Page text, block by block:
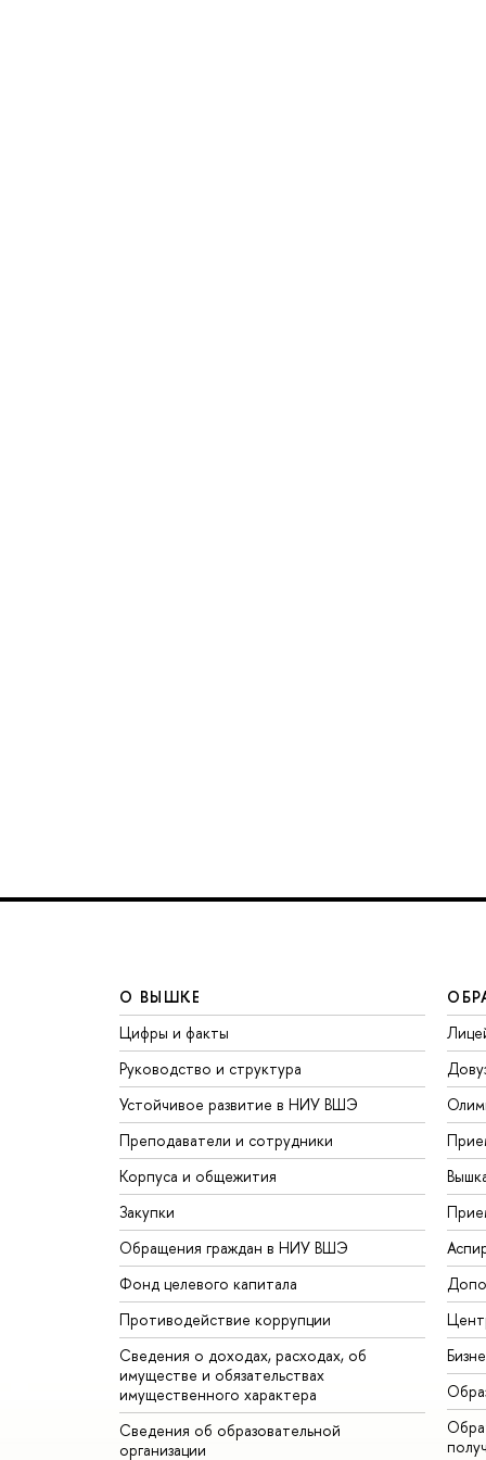
О ВЫШКЕ
Цифры и факты
Руководство и структура
Устойчивое развитие в НИУ ВШЭ
Преподаватели и сотрудники
Корпуса и общежития
Закупки
Обращения граждан в НИУ ВШЭ
Фонд целевого капитала
Противодействие коррупции
Сведения о доходах, расходах, об
имуществе и обязательствах
имущественного характера
Сведения об образовательной
организации